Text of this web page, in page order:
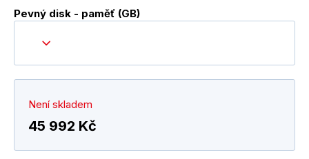
Pevný disk - paměť (GB)
Není skladem
45 992 Kč